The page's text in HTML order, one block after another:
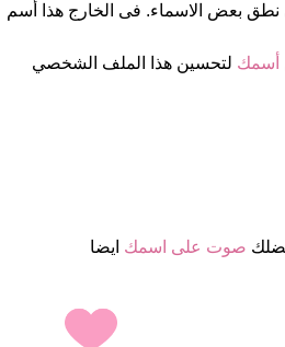
بعض الاسماء. فى الخارج هذا أسم
لتحسين هذا الملف الشخصي
صوت على اسمك ايضا